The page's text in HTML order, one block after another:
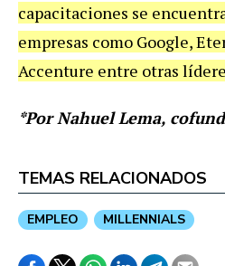
capacitaciones se
empresas como Google,
Accenture entre otras
*Por Nahuel Lema,
TEMAS RELACIONADOS
EMPLEO MILLENNIALS